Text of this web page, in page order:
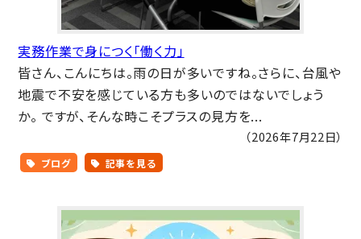
実務作業で身につく「働く力」
皆さん、こんにちは。雨の日が多いですね。さらに、台風や
地震で不安を感じている方も多いのではないでしょう
か。 ですが、そんな時こそプラスの見方を...
（2026年7月22日）
ブログ 記事を見る